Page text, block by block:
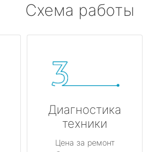
Схема работы
Диагностика
техники
Цена за ремонт